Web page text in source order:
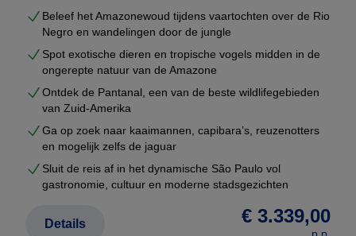
Beleef het Amazonewoud tijdens vaartochten over de Rio
Negro en wandelingen door de jungle
Spot exotische dieren en tropische vogels midden in de
ongerepte natuur van de Amazone
Ontdek de Pantanal, een van de beste wildlifegebieden
van Zuid-Amerika
Ga op zoek naar kaaimannen, capibara’s, reuzenotters
en mogelijk zelfs de jaguar
Sluit de reis af in het dynamische São Paulo vol
gastronomie, cultuur en moderne stadsgezichten
€ 3.339,00
Details